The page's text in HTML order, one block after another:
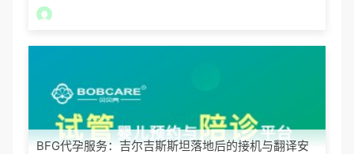
BFG代孕服务：吉尔吉斯斯坦落地后的接机与翻译安